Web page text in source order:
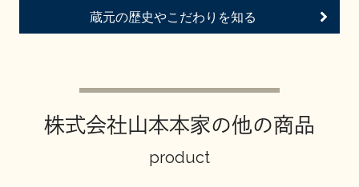
蔵元の歴史やこだわりを知る
株式会社山本本家の他の商品
product